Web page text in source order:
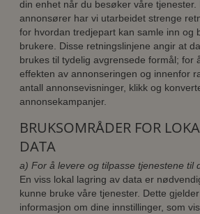
din enhet når du besøker våre tjenester.
annonsører har vi utarbeidet strenge
for hvordan tredjepart kan samle inn og
brukere. Disse retningslinjene angir at
brukes til tydelig avgrensede formål; for
effekten av annonseringen og innenfor
antall annonsevisninger, klikk og
annonsekampanjer.
BRUKSOMRÅDER FOR
DATA
a) For å levere og tilpasse tjenestene til
En viss lokal lagring av data er
kunne bruke våre tjenester. Dette
informasjon om dine innstillinger, som